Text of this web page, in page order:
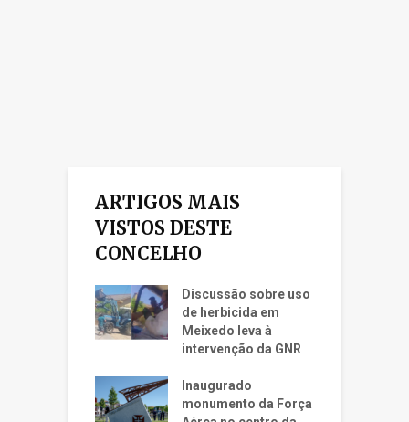
ARTIGOS MAIS
VISTOS DESTE
CONCELHO
Discussão sobre uso
de herbicida em
Meixedo leva à
intervenção da GNR
Inaugurado
monumento da Força